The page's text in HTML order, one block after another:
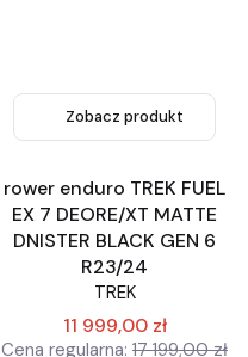
Zobacz produkt
rower enduro TREK FUEL
EX 7 DEORE/XT MATTE
DNISTER BLACK GEN 6
R23/24
TREK
11 999,00 zł
Cena regularna: 17 199,00 zł